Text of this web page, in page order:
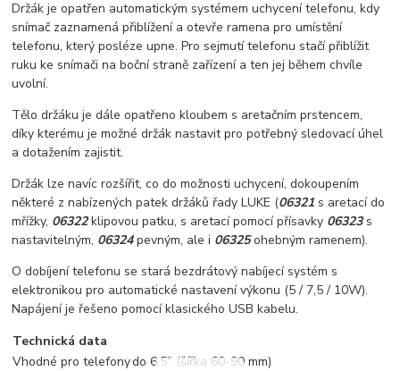
Držák je opatřen automatickým systémem uchycení telefonu, kdy
snímač zaznamená přiblížení a otevře ramena pro umístění
telefonu, který posléze upne. Pro sejmutí telefonu stačí přiblížit
ruku ke snímači na boční straně zařízení a ten jej během chvíle
uvolní.
Tělo držáku je dále opatřeno kloubem s aretačním prstencem,
díky kterému je možné držák nastavit pro potřebný sledovací úhel
a dotažením zajistit.
Držák lze navíc rozšířit, co do možnosti uchycení, dokoupením
některé z nabízených patek držáků řady LUKE (06321 s aretací do
mřížky, 06322klipovou patku, s aretací pomocí přísavky 06323s
nastavitelným, 06324pevným, ale i 06325ohebným ramenem).
O dobíjení telefonu se stará bezdrátový nabíjecí systém s
elektronikou pro automatické nastavení výkonu (5 / 7,5 / 10W).
Napájení je řešeno pomocí klasického USB kabelu.
Technická data
Vhodné pro telefonydo 6,5" (šířka 60-90 mm)